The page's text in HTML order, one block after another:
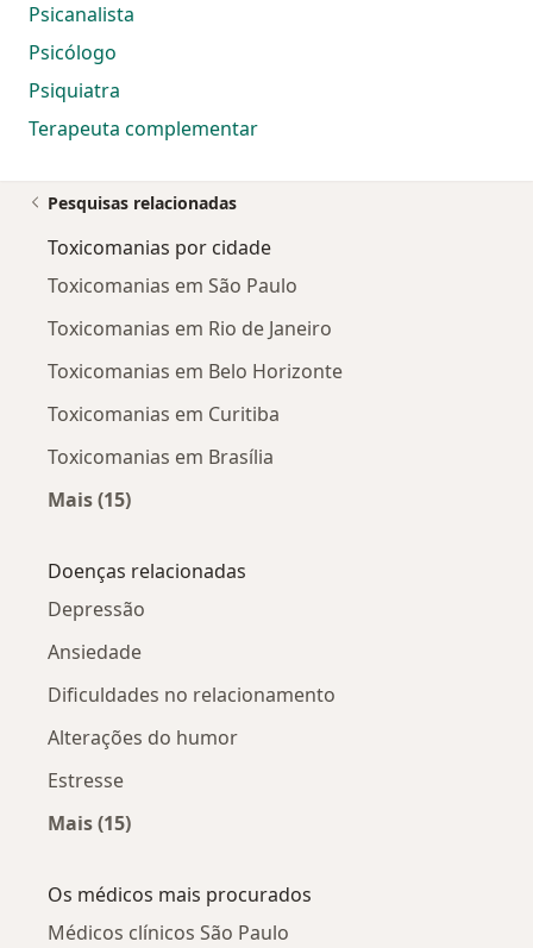
Psicanalista
Psicólogo
Psiquiatra
Terapeuta complementar
Pesquisas relacionadas
Toxicomanias por cidade
Toxicomanias em São Paulo
Toxicomanias em Rio de Janeiro
Toxicomanias em Belo Horizonte
Toxicomanias em Curitiba
Toxicomanias em Brasília
Mais (15)
Doenças relacionadas
Depressão
Ansiedade
Dificuldades no relacionamento
Alterações do humor
Estresse
Mais (15)
Os médicos mais procurados
Médicos clínicos São Paulo